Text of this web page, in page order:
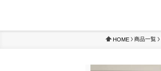
HOME 商品一覧